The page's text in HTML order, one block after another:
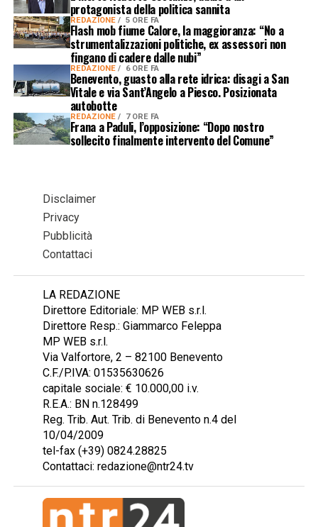
protagonista della politica sannita
REDAZIONE 5 ORE FA
Flash mob fiume Calore, la maggioranza: “No a
strumentalizzazioni politiche, ex assessori non
fingano di cadere dalle nubi”
REDAZIONE 6 ORE FA
Benevento, guasto alla rete idrica: disagi a San
Vitale e via Sant’Angelo a Piesco. Posizionata
autobotte
REDAZIONE 7 ORE FA
Frana a Paduli, l’opposizione: “Dopo nostro
sollecito finalmente intervento del Comune”
Disclaimer
Privacy
Pubblicità
Contattaci
LA REDAZIONE
Direttore Editoriale: MP WEB s.r.l.
Direttore Resp.: Giammarco Feleppa
MP WEB s.r.l.
Via Valfortore, 2 – 82100 Benevento
C.F./P.IVA: 01535630626
capitale sociale: € 10.000,00 i.v.
R.E.A.: BN n.128499
Reg. Trib. Aut. Trib. di Benevento n.4 del
10/04/2009
tel-fax (+39) 0824.28825
Contattaci: redazione@ntr24.tv